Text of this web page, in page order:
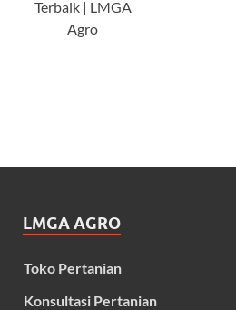
Terbaik | LMGA
Agro
LMGA AGRO
Toko Pertanian
Konsultasi Pertanian